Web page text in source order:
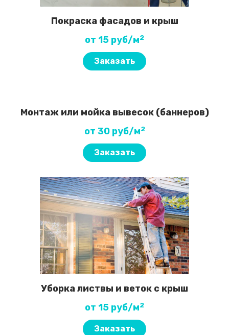
Покраска фасадов и крыш
от 15 руб/м2
Заказать
Монтаж или мойка вывесок (баннеров)
от 30 руб/м2
Заказать
Уборка листвы и веток с крыш
от 15 руб/м2
Заказать